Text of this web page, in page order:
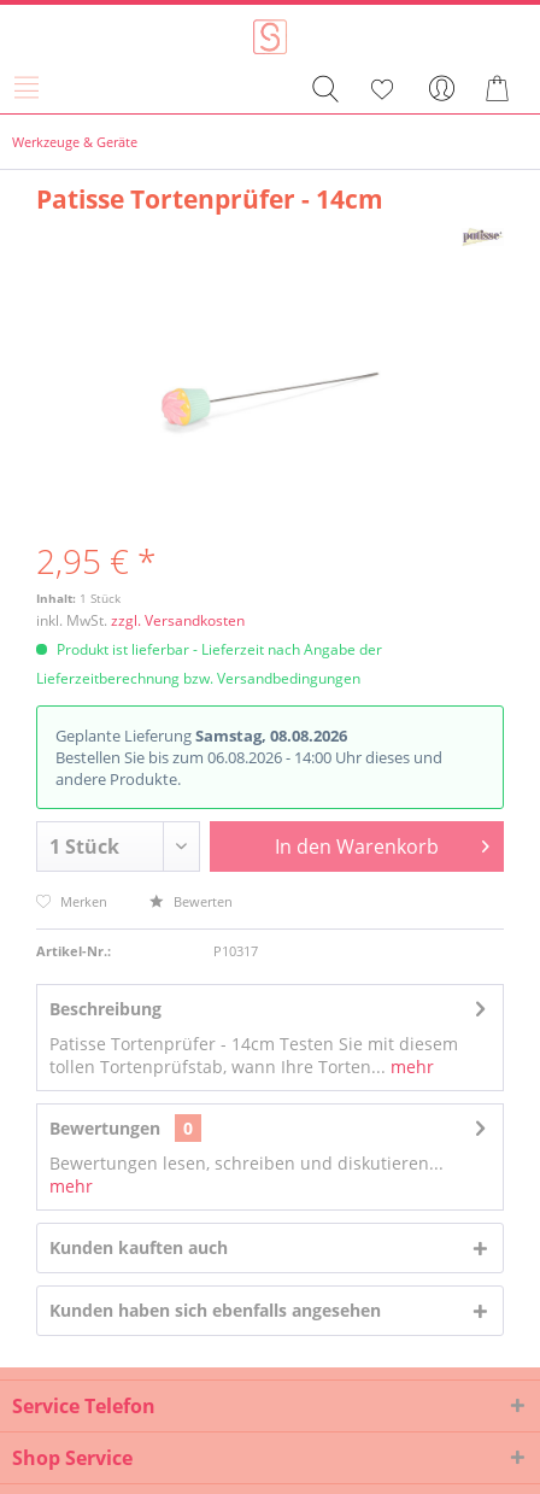
Werkzeuge & Geräte
Patisse Tortenprüfer - 14cm
2,95 € *
Inhalt: 1 Stück
inkl. MwSt. zzgl. Versandkosten
Produkt ist lieferbar - Lieferzeit nach Angabe der
Lieferzeitberechnung bzw. Versandbedingungen
Geplante LieferungSamstag, 08.08.2026
Bestellen Sie bis zum 06.08.2026 - 14:00 Uhr dieses und
andere Produkte.
In den Warenkorb
Merken Bewerten
Artikel-Nr.: P10317
Beschreibung
Patisse Tortenprüfer - 14cm Testen Sie mit diesem
tollen Tortenprüfstab, wann Ihre Torten... mehr
Bewertungen
0
Bewertungen lesen, schreiben und diskutieren...
mehr
Kunden kauften auch
Kunden haben sich ebenfalls angesehen
Service Telefon
Shop Service